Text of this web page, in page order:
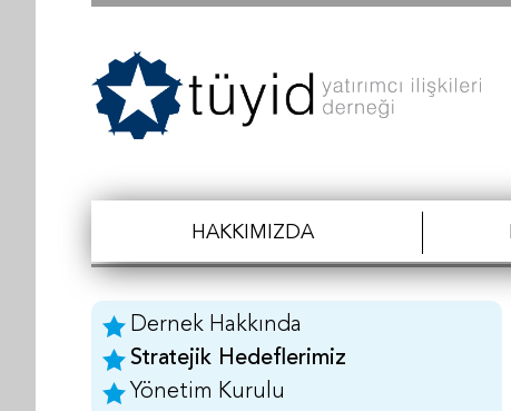
HAKKIMIZDA
Dernek Hakkında
Stratejik Hedeflerimiz
Yönetim Kurulu